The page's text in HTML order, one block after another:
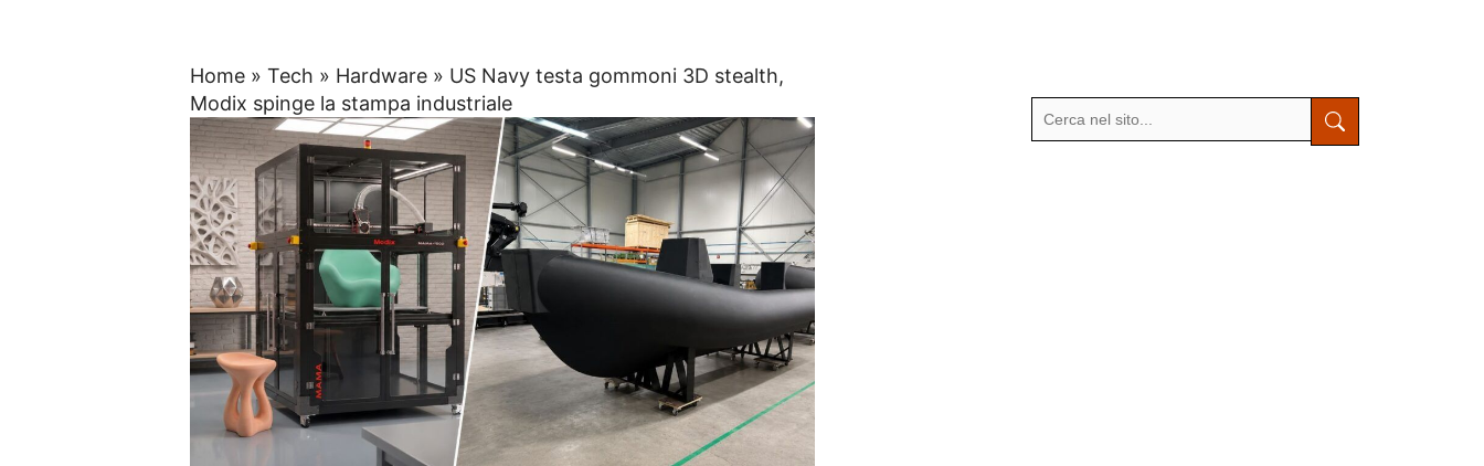
Home »Tech » Hardware » US Navy testa gommoni 3D stealth,
Modix spinge la stampa industriale